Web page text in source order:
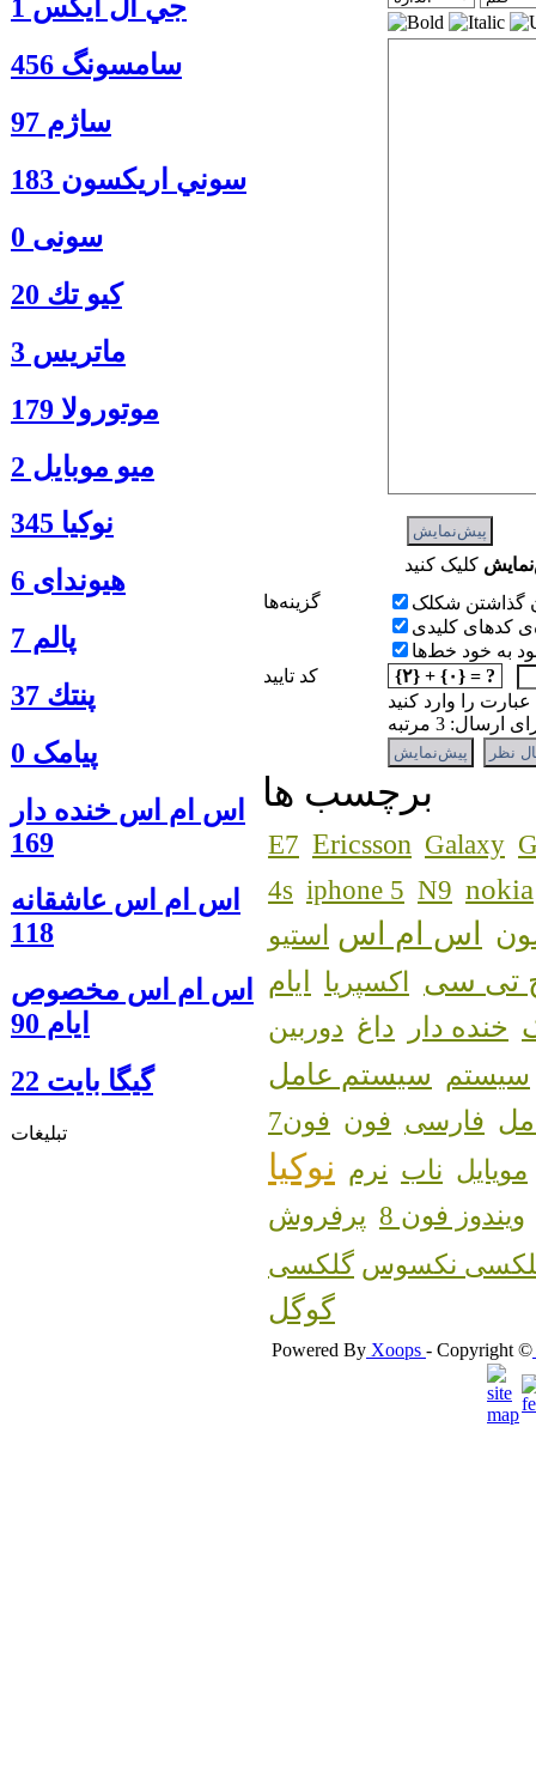
جي ال ايكس 1
سامسونگ 456
ساژم 97
سوني اريكسون 183
سونی 0
كيو تك 20
ماتريس 3
موتورولا 179
ميو موبايل 2
نوكيا 345
هیوندای 6
پالم 7
پنتك 37
پیامک 0
اس ام اس خنده دار
169
اس ام اس عاشقانه
118
اس ام اس مخصوص
ایام 90
گيگا بايت 22
تبلیغات
گزينه‌ها
گذاشتن شکلک
کدهای کلیدی
به خود خط‌ها
کد تایید
{۲} + {۰} = ?
عبارت را وارد کنید
3 مرتبه
برچسب ها
E7 Ericsson Galaxy
4s iphone 5 N9 nokia
اس ام اس استیو
تی سی اکسپریا ایام
خنده دار داغ دوربین
سیستم سیستم عامل
فارسی فون فون7
مویایل ناب نرم نوکیا
ویندوز فون 8
پرفروش
نکسوس
گوگل
Powered By Xoops - Copyright ©